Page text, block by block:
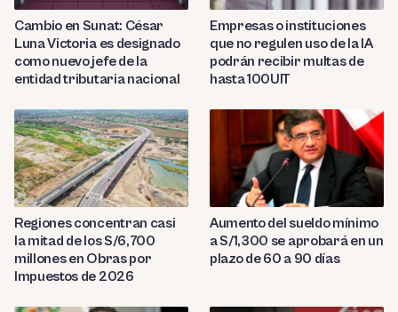
Cambio en Sunat: César
Luna Victoria es designado
como nuevo jefe de la
entidad tributaria nacional
Empresas o instituciones
que no regulen uso de la IA
podrán recibir multas de
hasta 100UIT
Regiones concentran casi
la mitad de los S/6,700
millones en Obras por
Impuestos de 2026
Aumento del sueldo mínimo
a S/1,300 se aprobará en un
plazo de 60 a 90 días